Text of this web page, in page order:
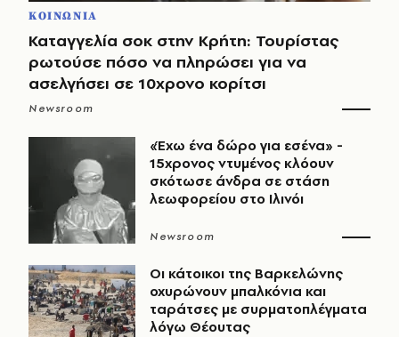
ΚΟΙΝΩΝΙΑ
Καταγγελία σοκ στην Κρήτη: Τουρίστας
ρωτούσε πόσο να πληρώσει για να
ασελγήσει σε 10χρονο κορίτσι
Newsroom
«Έχω ένα δώρο για εσένα» -
15χρονος ντυμένος κλόουν
σκότωσε άνδρα σε στάση
λεωφορείου στο Ιλινόι
Newsroom
Οι κάτοικοι της Βαρκελώνης
οχυρώνουν μπαλκόνια και
ταράτσες με συρματοπλέγματα
λόγω Θέουτας